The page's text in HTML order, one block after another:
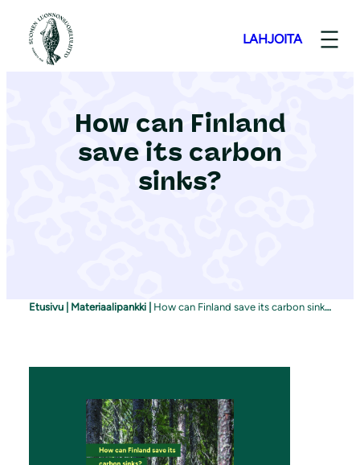
LAHJOITA
How can Finland
save its carbon
sinks?
Etusivu Materiaalipankki How can Finland save its carbon sinks?